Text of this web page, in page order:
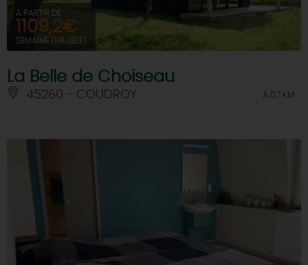
À PARTIR DE
1109,2€
SEMAINE (MEUBLÉ)
La Belle de Choiseau
45260 - COUDROY À 0.7 KM